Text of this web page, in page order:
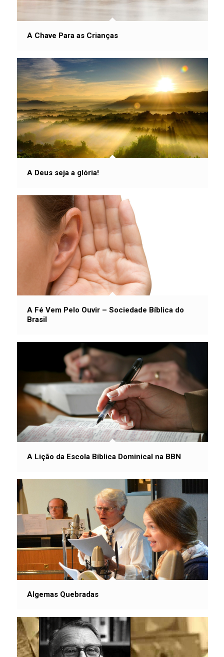
A Chave Para as Crianças
A Deus seja a glória!
A Fé Vem Pelo Ouvir – Sociedade Bíblica do
Brasil
A Lição da Escola Bíblica Dominical na BBN
Algemas Quebradas